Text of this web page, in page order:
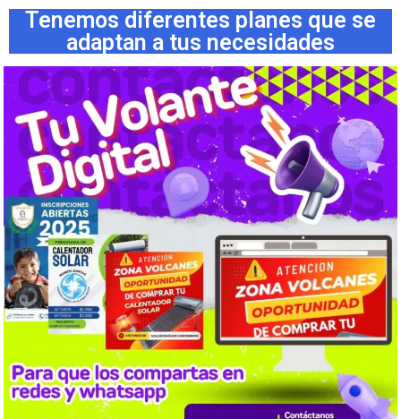
Tenemos diferentes planes que se
adaptan a tus necesidades